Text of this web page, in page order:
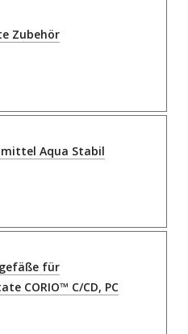
Zubehör
Aqua Stabil
für
CORIO™ C/CD, PC